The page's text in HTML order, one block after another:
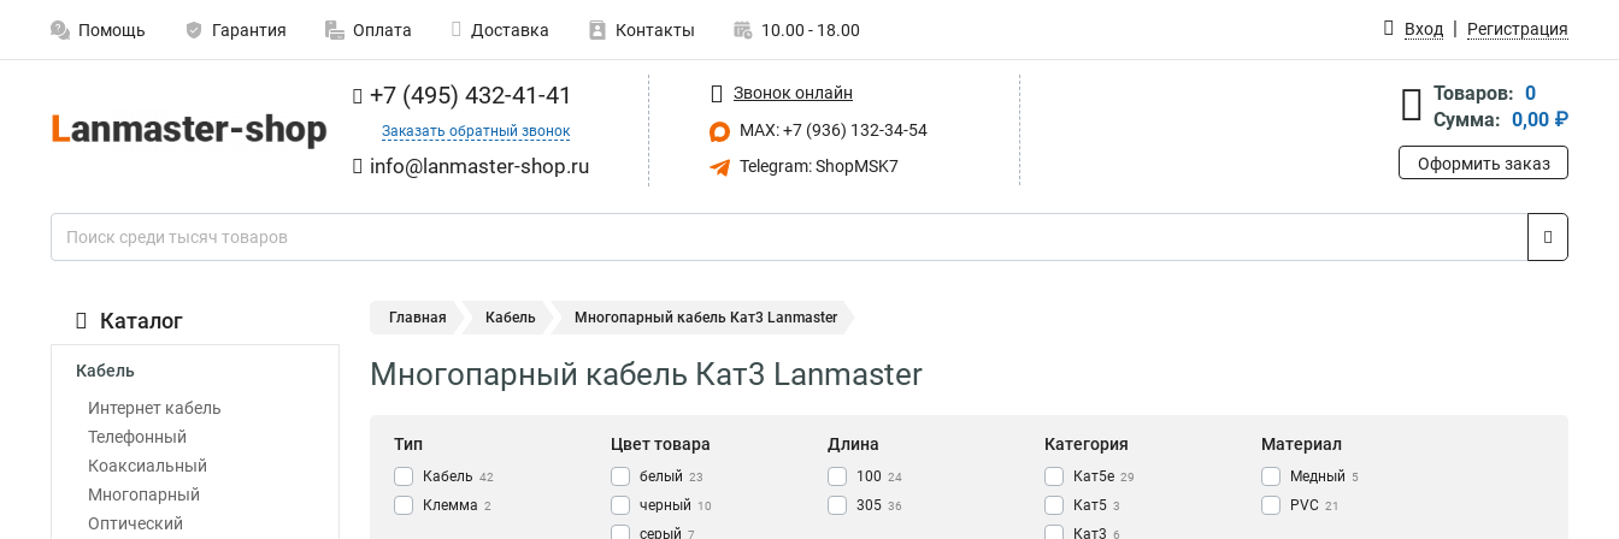
Помощь Гарантия Оплата Доставка Контакты 10.00 - 18.00 Вход Регистрация
+7 (495) 432-41-41
Заказать обратный звонок
info@lanmaster-shop.ru
Звонок онлайн
MAX: +7 (936) 132-34-54
Telegram: ShopMSK7
Товаров: 0
Сумма: 0,00 ₽
Оформить заказ
Каталог
Кабель
Интернет кабель
Телефонный
Коаксиальный
Многопарный
Оптический
Главная Кабель Многопарный кабель Кат3 Lanmaster
Многопарный кабель Кат3 Lanmaster
Тип
Кабель 42
Клемма 2
Цвет товара
белый 23
черный 10
серый 7
Длина
100 24
305 36
Категория
Кат5e 29
Кат5 3
Кат3 6
Материал
Медный 5
PVC 21